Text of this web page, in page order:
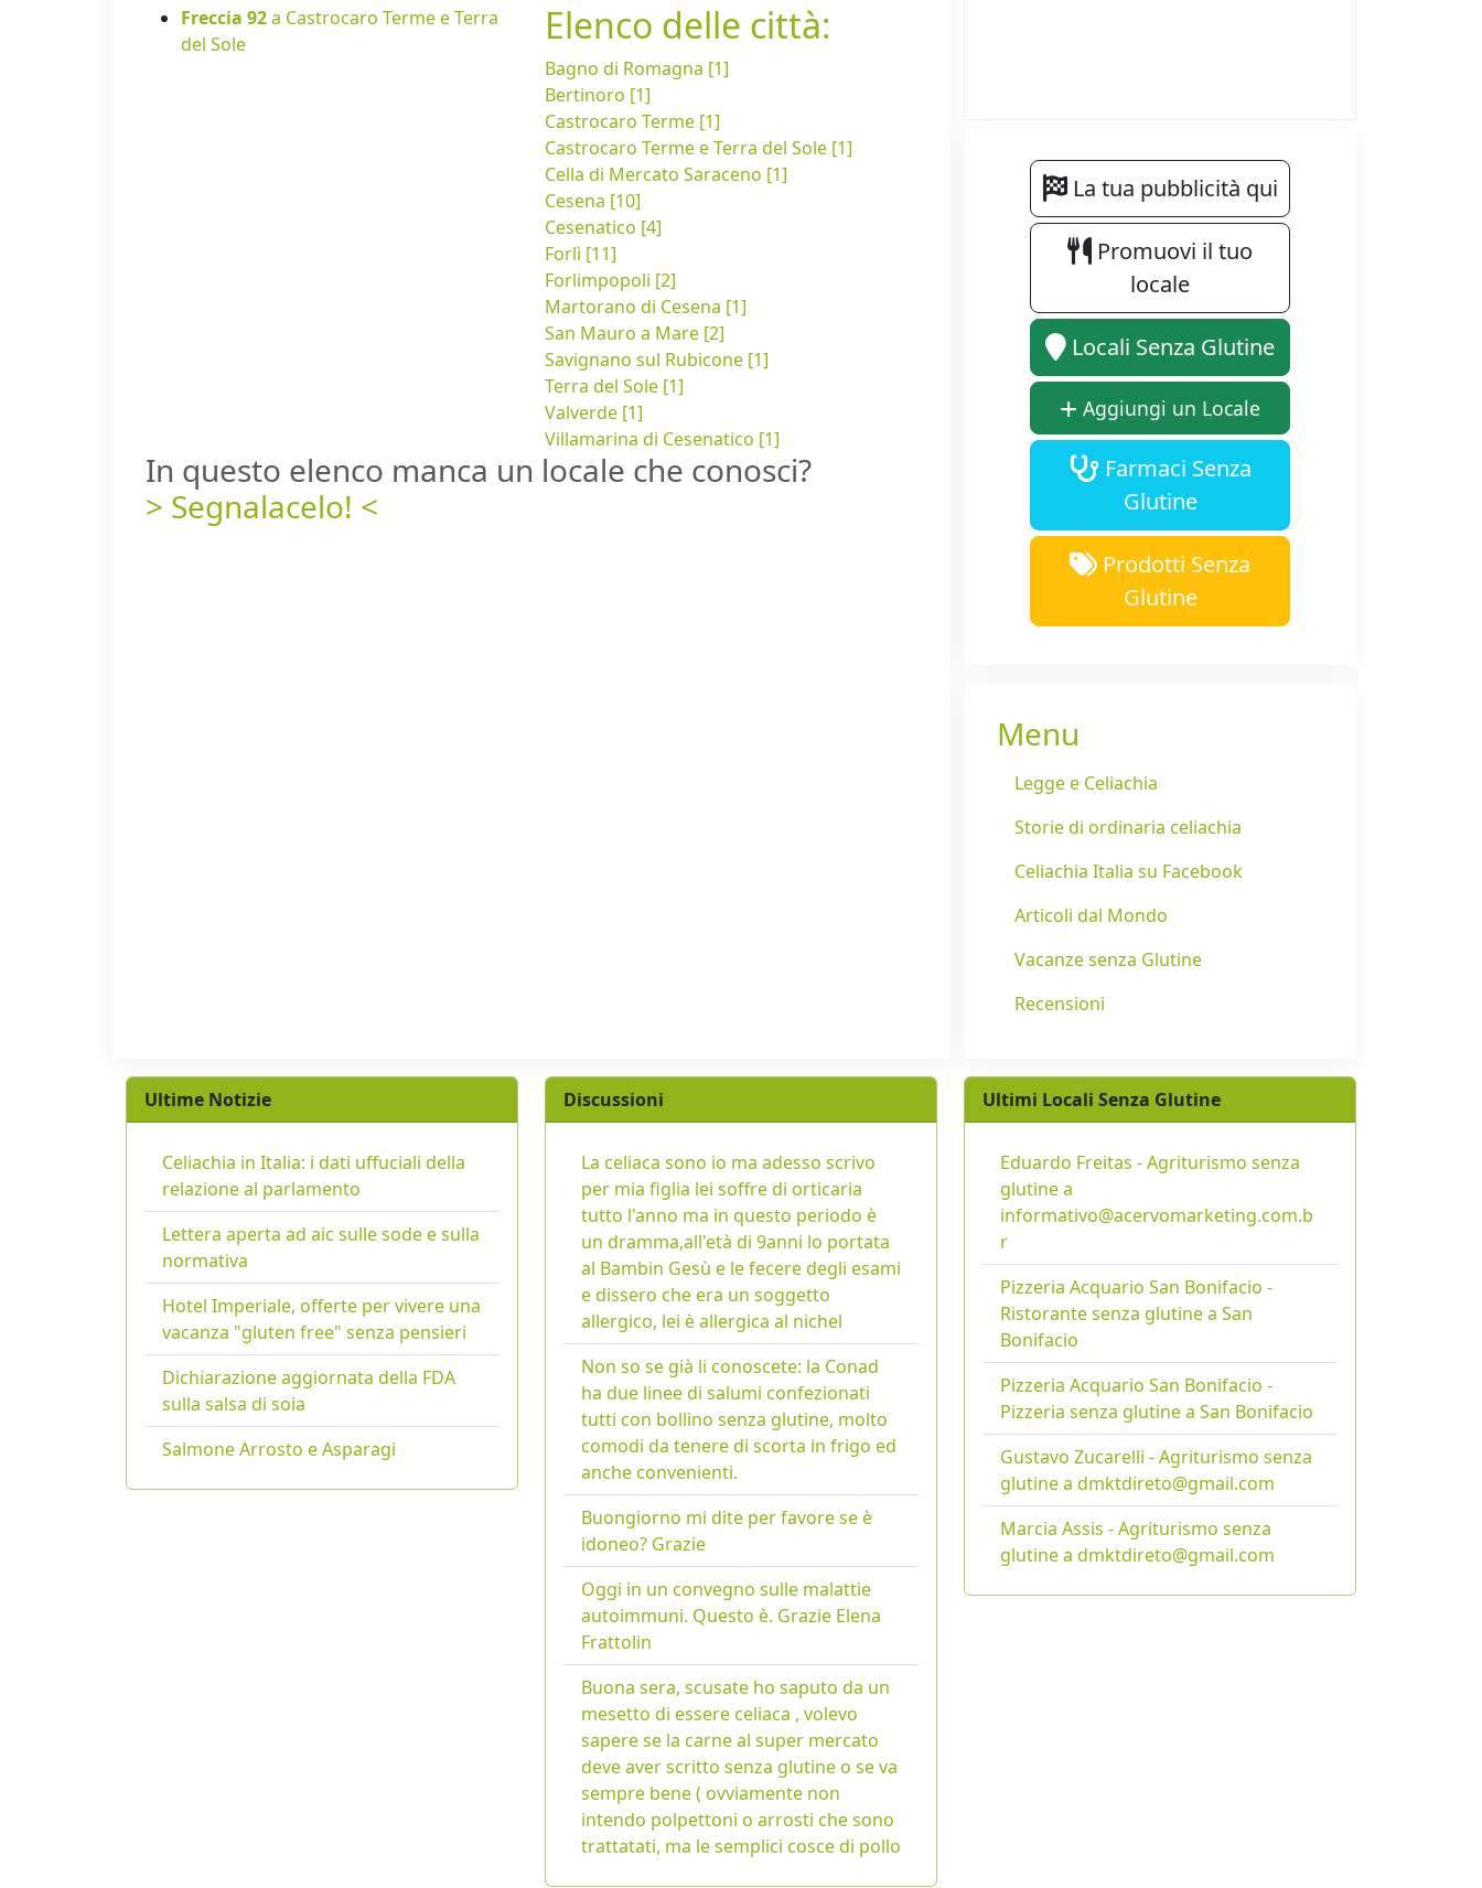
Freccia 92a Castrocaro Terme e Terra
del Sole
Elenco delle città:
Bagno di Romagna [1]
Bertinoro [1]
Castrocaro Terme [1]
Castrocaro Terme e Terra del Sole [1]
Cella di Mercato Saraceno [1]
Cesena [10]
Cesenatico [4]
Forlì [11]
Forlimpopoli [2]
Martorano di Cesena [1]
San Mauro a Mare [2]
Savignano sul Rubicone [1]
Terra del Sole [1]
Valverde [1]
Villamarina di Cesenatico [1]
In questo elenco manca un locale che conosci?
> Segnalacelo! <
La tua pubblicità qui
Promuovi il tuo
locale
Locali Senza Glutine
Aggiungi un Locale
Farmaci Senza
Glutine
Prodotti Senza
Glutine
Menu
Legge e Celiachia
Storie di ordinaria celiachia
Celiachia Italia su Facebook
Articoli dal Mondo
Vacanze senza Glutine
Recensioni
Ultime Notizie
Celiachia in Italia: i dati uffuciali della
relazione al parlamento
Lettera aperta ad aic sulle sode e sulla
normativa
Hotel Imperiale, offerte per vivere una
vacanza "gluten free" senza pensieri
Dichiarazione aggiornata della FDA
sulla salsa di soia
Salmone Arrosto e Asparagi
Discussioni
La celiaca sono io ma adesso scrivo
per mia figlia lei soffre di orticaria
tutto l'anno ma in questo periodo è
un dramma,all'età di 9anni lo portata
al Bambin Gesù e le fecere degli esami
e dissero che era un soggetto
allergico, lei è allergica al nichel
Non so se già li conoscete: la Conad
ha due linee di salumi confezionati
tutti con bollino senza glutine, molto
comodi da tenere di scorta in frigo ed
anche convenienti.
Buongiorno mi dite per favore se è
idoneo? Grazie
Oggi in un convegno sulle malattie
autoimmuni. Questo è. Grazie Elena
Frattolin
Buona sera, scusate ho saputo da un
mesetto di essere celiaca , volevo
sapere se la carne al super mercato
deve aver scritto senza glutine o se va
sempre bene ( ovviamente non
intendo polpettoni o arrosti che sono
trattatati, ma le semplici cosce di pollo
Ultimi Locali Senza Glutine
Eduardo Freitas - Agriturismo senza
glutine a
informativo@acervomarketing.com.b
r
Pizzeria Acquario San Bonifacio -
Ristorante senza glutine a San
Bonifacio
Pizzeria Acquario San Bonifacio -
Pizzeria senza glutine a San Bonifacio
Gustavo Zucarelli - Agriturismo senza
glutine a dmktdireto@gmail.com
Marcia Assis - Agriturismo senza
glutine a dmktdireto@gmail.com